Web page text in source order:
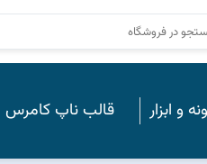
و ابزار قالب ناپ کامرس